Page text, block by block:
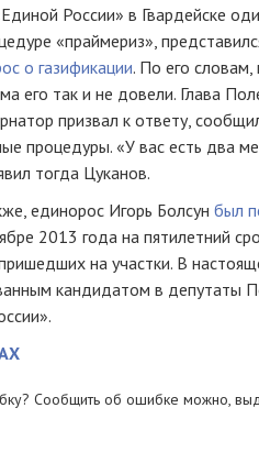
России» в Гвардейске
«праймериз»,
о газификации. По его словам,
его так и не довели. Глава
призвал к ответу,
процедуры. «У вас есть два
тогда Цуканов.
единорос Игорь Болсун был
2013 года на пятилетний
на участки. В
кандидатом в депутаты
Cообщить об ошибке можно,